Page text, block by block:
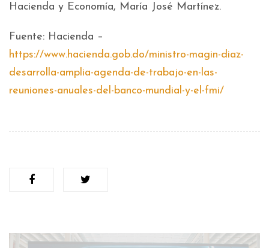
Hacienda y Economía, María José Martínez.
Fuente: Hacienda –
https://www.hacienda.gob.do/ministro-magin-diaz-
desarrolla-amplia-agenda-de-trabajo-en-las-
reuniones-anuales-del-banco-mundial-y-el-fmi/